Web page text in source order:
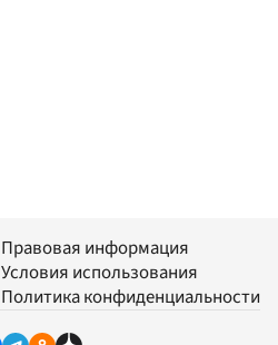
Правовая информация
Условия использования
Политика конфиденциальности